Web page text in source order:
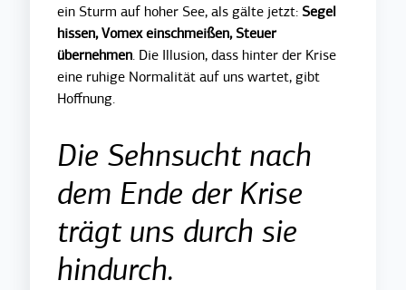
ein Sturm auf hoher See, als gälte jetzt: Segel
hissen, Vomex einschmeißen, Steuer
übernehmen. Die Illusion, dass hinter der Krise
eine ruhige Normalität auf uns wartet, gibt
Hoffnung.
Die Sehnsucht nach
dem Ende der Krise
trägt uns durch sie
hindurch.